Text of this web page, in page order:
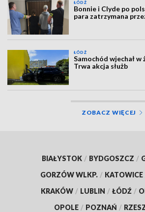
ŁÓDŹ
Bonnie i Clyde po
para zatrzymana
ŁÓDŹ
Samochód wjechał w
Trwa akcja służb
ZOBACZ WIĘCEJ
BIAŁYSTOK / BYDGOSZCZ /
GORZÓW WLKP. / KATOWICE
KRAKÓW / LUBLIN / ŁÓDŹ /
OPOLE / POZNAŃ /